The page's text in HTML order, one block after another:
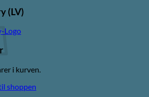
i kurven.
shoppen
(LV)